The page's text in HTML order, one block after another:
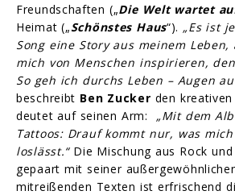
Freundschaften („Die Welt wartet
Heimat („Schönstes Haus“). „Es ist
Song eine Story aus meinem
mich von Menschen inspirieren,
So geh ich durchs Leben – Augen
beschreibt Ben Zucker den
deutet auf seinen Arm: „Mit dem
Tattoos: Drauf kommt nur, was
loslässt.“Die Mischung aus Rock
gepaart mit seiner
mitreißenden Texten ist erfrischend